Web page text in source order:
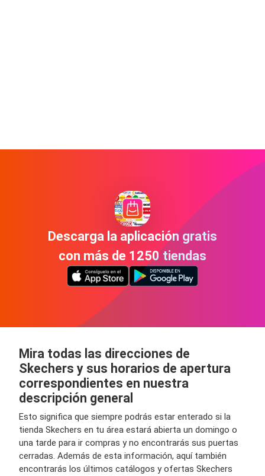
Descarga la aplicación gratis
con más de 1250 tiendas
Mira todas las direcciones de
Skechers y sus horarios de apertura
correspondientes en nuestra
descripción general
Esto significa que siempre podrás estar enterado si la
tienda Skechers en tu área estará abierta un domingo o
una tarde para ir compras y no encontrarás sus puertas
cerradas. Además de esta información, aquí también
encontrarás los últimos catálogos y ofertas Skechers